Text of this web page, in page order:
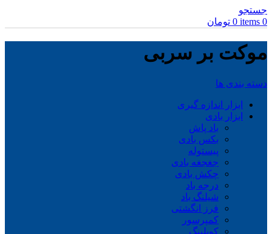
جستجو
0
items
0 تومان
موکت بر سربی
دسته بندی ها
ابزار اندازه گیری
ابزار بادی
باد پاش
بکس بادی
پیستوله
جغجغه بادی
چکش بادی
درجه باد
شیلنگ باد
فرز انگشتی
کمپرسور
کوبلینگ